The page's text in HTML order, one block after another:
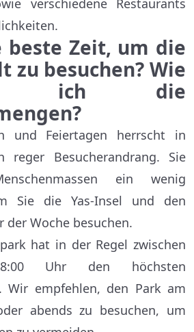
verschiedene Restaurants
beste Zeit, um die
zu besuchen? Wie
ich die
und Feiertagen herrscht in
reger Besucherandrang. Sie
ein wenig
Sie die Yas-Insel und den
der Woche besuchen.
hat in der Regel zwischen
Uhr den höchsten
Wir empfehlen, den Park am
abends zu besuchen, um